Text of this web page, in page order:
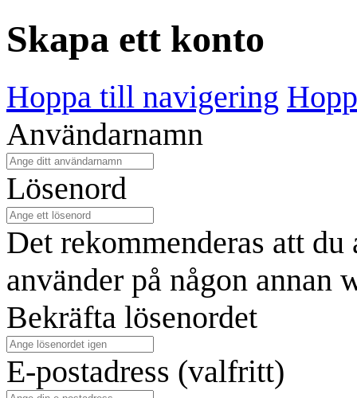
Skapa ett konto
Hoppa till navigering
Användarnamn
Lösenord
Det rekommenderas att
använder på någon annan
Bekräfta lösenordet
E-postadress (valfritt)